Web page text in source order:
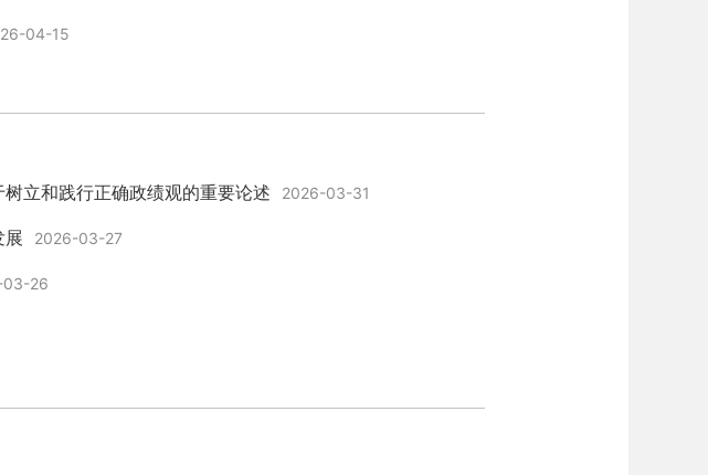
04-15
立和践行正确政绩观的重要论述 2026-03-31
展 2026-03-27
03-26